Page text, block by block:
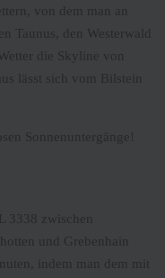
von dem man an
Taunus, den Westerwald
die Skyline von
lässt sich vom Bilstein
Sonnenuntergänge!
3338 zwischen
und Grebenhain
indem man dem mit